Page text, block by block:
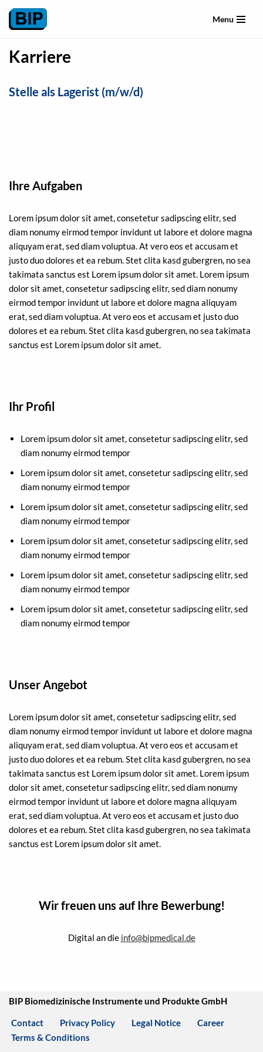
Skip
content
Menu
Karriere
Stelle als Lagerist (m/w/d)
Ihre Aufgaben
Lorem ipsum dolor sit amet, consetetur sadipscing elitr, sed
diam nonumy eirmod tempor invidunt ut labore et dolore magna
aliquyam erat, sed diam voluptua. At vero eos et accusam et
justo duo dolores et ea rebum. Stet clita kasd gubergren, no sea
takimata sanctus est Lorem ipsum dolor sit amet. Lorem ipsum
dolor sit amet, consetetur sadipscing elitr, sed diam nonumy
eirmod tempor invidunt ut labore et dolore magna aliquyam
erat, sed diam voluptua. At vero eos et accusam et justo duo
dolores et ea rebum. Stet clita kasd gubergren, no sea takimata
sanctus est Lorem ipsum dolor sit amet.
Ihr Profil
Lorem ipsum dolor sit amet, consetetur sadipscing elitr, sed
diam nonumy eirmod tempor
Lorem ipsum dolor sit amet, consetetur sadipscing elitr, sed
diam nonumy eirmod tempor
Lorem ipsum dolor sit amet, consetetur sadipscing elitr, sed
diam nonumy eirmod tempor
Lorem ipsum dolor sit amet, consetetur sadipscing elitr, sed
diam nonumy eirmod tempor
Lorem ipsum dolor sit amet, consetetur sadipscing elitr, sed
diam nonumy eirmod tempor
Lorem ipsum dolor sit amet, consetetur sadipscing elitr, sed
diam nonumy eirmod tempor
Unser Angebot
Lorem ipsum dolor sit amet, consetetur sadipscing elitr, sed
diam nonumy eirmod tempor invidunt ut labore et dolore magna
aliquyam erat, sed diam voluptua. At vero eos et accusam et
justo duo dolores et ea rebum. Stet clita kasd gubergren, no sea
takimata sanctus est Lorem ipsum dolor sit amet. Lorem ipsum
dolor sit amet, consetetur sadipscing elitr, sed diam nonumy
eirmod tempor invidunt ut labore et dolore magna aliquyam
erat, sed diam voluptua. At vero eos et accusam et justo duo
dolores et ea rebum. Stet clita kasd gubergren, no sea takimata
sanctus est Lorem ipsum dolor sit amet.
Wir freuen uns auf Ihre Bewerbung!
Digital an die info@bipmedical.de
BIP Biomedizinische Instrumente und Produkte GmbH
Contact Privacy Policy Legal Notice
Career
Terms & Conditions